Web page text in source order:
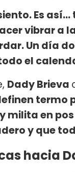
Es
vibrar a
Un día
el
Dady Brieva
termo
milita en
y que
hacia